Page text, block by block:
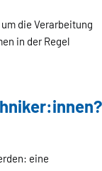
die Verarbeitung
in der Regel
eine